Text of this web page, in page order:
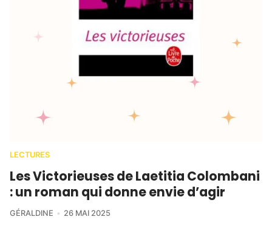
LECTURES
Les Victorieuses de Laetitia Colombani
: un roman qui donne envie d’agir
GÉRALDINE 26 MAI 2025